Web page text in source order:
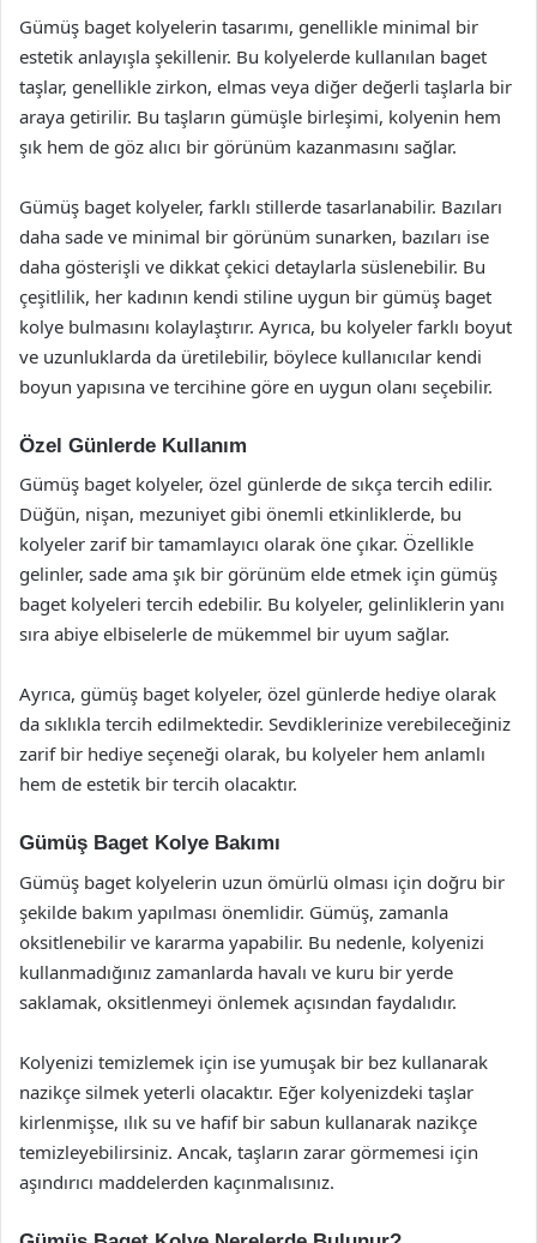
Gümüş baget kolyelerin tasarımı, genellikle minimal bir
estetik anlayışla şekillenir. Bu kolyelerde kullanılan baget
taşlar, genellikle zirkon, elmas veya diğer değerli taşlarla bir
araya getirilir. Bu taşların gümüşle birleşimi, kolyenin hem
şık hem de göz alıcı bir görünüm kazanmasını sağlar.
Gümüş baget kolyeler, farklı stillerde tasarlanabilir. Bazıları
daha sade ve minimal bir görünüm sunarken, bazıları ise
daha gösterişli ve dikkat çekici detaylarla süslenebilir. Bu
çeşitlilik, her kadının kendi stiline uygun bir gümüş baget
kolye bulmasını kolaylaştırır. Ayrıca, bu kolyeler farklı boyut
ve uzunluklarda da üretilebilir, böylece kullanıcılar kendi
boyun yapısına ve tercihine göre en uygun olanı seçebilir.
Özel Günlerde Kullanım
Gümüş baget kolyeler, özel günlerde de sıkça tercih edilir.
Düğün, nişan, mezuniyet gibi önemli etkinliklerde, bu
kolyeler zarif bir tamamlayıcı olarak öne çıkar. Özellikle
gelinler, sade ama şık bir görünüm elde etmek için gümüş
baget kolyeleri tercih edebilir. Bu kolyeler, gelinliklerin yanı
sıra abiye elbiselerle de mükemmel bir uyum sağlar.
Ayrıca, gümüş baget kolyeler, özel günlerde hediye olarak
da sıklıkla tercih edilmektedir. Sevdiklerinize verebileceğiniz
zarif bir hediye seçeneği olarak, bu kolyeler hem anlamlı
hem de estetik bir tercih olacaktır.
Gümüş Baget Kolye Bakımı
Gümüş baget kolyelerin uzun ömürlü olması için doğru bir
şekilde bakım yapılması önemlidir. Gümüş, zamanla
oksitlenebilir ve kararma yapabilir. Bu nedenle, kolyenizi
kullanmadığınız zamanlarda havalı ve kuru bir yerde
saklamak, oksitlenmeyi önlemek açısından faydalıdır.
Kolyenizi temizlemek için ise yumuşak bir bez kullanarak
nazikçe silmek yeterli olacaktır. Eğer kolyenizdeki taşlar
kirlenmişse, ılık su ve hafif bir sabun kullanarak nazikçe
temizleyebilirsiniz. Ancak, taşların zarar görmemesi için
aşındırıcı maddelerden kaçınmalısınız.